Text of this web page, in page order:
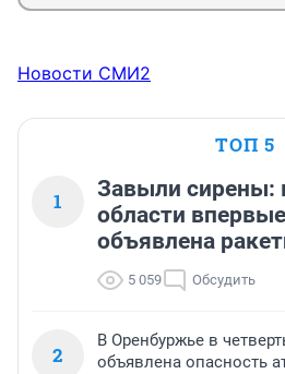
Новости СМИ2
ТОП 5
1
Завыли сирены:
области
объявлена
5 059 Обсудить
2
В Оренбуржье в
объявлена опасность